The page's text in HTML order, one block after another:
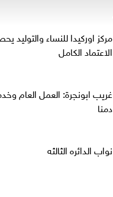
مركز اوركيدا للنساء
الاعتماد الكامل
غريب ابونجرة: العمل العام
دمنا
نواب الدائره الثالثه